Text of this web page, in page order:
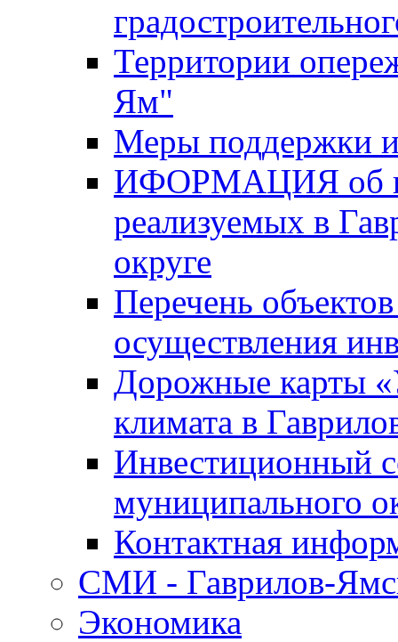
Территории
Ям"
Меры поддержки
ИФОРМАЦИЯ об
реализуемых в
округе
Перечень
осуществления
Дорожные карты
климата в
Инвестиционный
муниципального
Контактная
СМИ - Гаврилов-
Экономика